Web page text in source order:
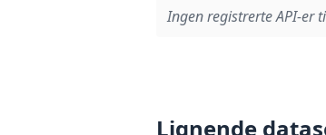
Ingen registrerte API-er
Lignende